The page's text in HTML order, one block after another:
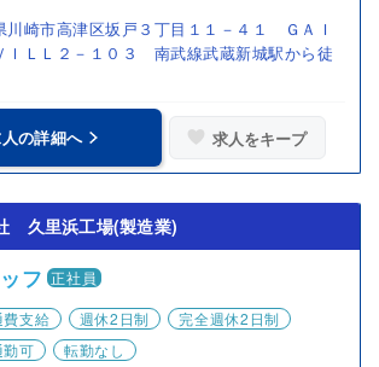
川崎市高津区坂戸３丁目１１－４１ ＧＡＩ
ＩＬＬ２－１０３ 南武線武蔵新城駅から徒
の詳細へ 求人をキープ
久里浜工場(製造業)
フ 正社員
費支給 週休2日制
完全週休2日制
可 転勤なし